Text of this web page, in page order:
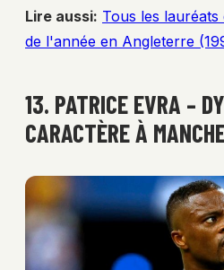
Lire aussi: Tous les
de l'année en Angleterre
13. PATRICE EVRA –
CARACTÈRE À